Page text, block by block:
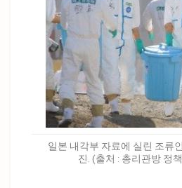
일본 내각부 자료에 실린 조류
진. (출처 : 총리관방 정